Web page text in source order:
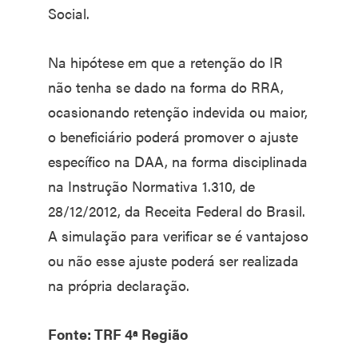
Social.
Na hipótese em que a retenção do IR
não tenha se dado na forma do RRA,
ocasionando retenção indevida ou maior,
o beneficiário poderá promover o ajuste
específico na DAA, na forma disciplinada
na Instrução Normativa 1.310, de
28/12/2012, da Receita Federal do Brasil.
A simulação para verificar se é vantajoso
ou não esse ajuste poderá ser realizada
na própria declaração.
Fonte: TRF 4ª Região